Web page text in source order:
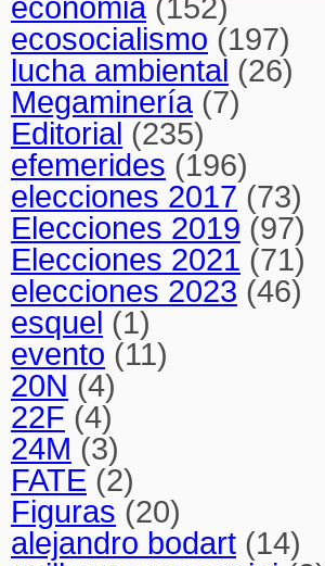
ecosocialismo (197)
lucha ambiental (26)
Megaminería(7)
Editorial (235)
efemerides (196)
elecciones 2017 (73)
Elecciones 2019 (97)
Elecciones 2021 (71)
elecciones 2023 (46)
esquel (1)
evento (11)
20N (4)
22F (4)
24M (3)
FATE (2)
Figuras (20)
alejandro bodart (14)